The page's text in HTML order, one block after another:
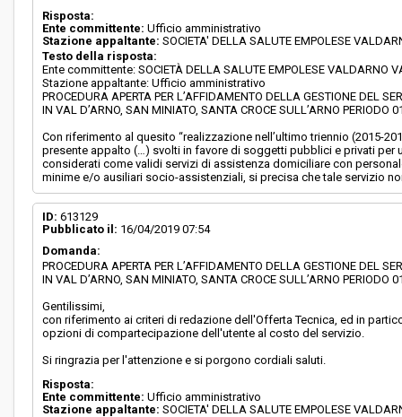
Risposta:
Ente committente: Ufficio amministrativo
Stazione appaltante: SOCIETA' DELLA SALUTE EMPOLESE
Testo della risposta:
Ente committente: SOCIETÀ DELLA SALUTE EMPOLESE VALDARNO
Stazione appaltante: Ufficio amministrativo
PROCEDURA APERTA PER L’AFFIDAMENTO DELLA GESTIONE DEL
IN VAL D’ARNO, SAN MINIATO, SANTA CROCE SULL’ARNO
Con riferimento al quesito “realizzazione nell’ultimo triennio (2015-
presente appalto (…) svolti in favore di soggetti pubblici e privati per
considerati come validi servizi di assistenza domiciliare con
minime e/o ausiliari socio-assistenziali, si precisa che tale servizio
ID: 613129
Pubblicato il: 16/04/2019 07:54
Domanda:
PROCEDURA APERTA PER L’AFFIDAMENTO DELLA GESTIONE DEL
IN VAL D’ARNO, SAN MINIATO, SANTA CROCE SULL’ARNO
Gentilissimi,
con riferimento ai criteri di redazione dell'Offerta Tecnica, ed in
opzioni di compartecipazione dell'utente al costo del servizio.
Si ringrazia per l'attenzione e si porgono cordiali saluti.
Risposta:
Ente committente: Ufficio amministrativo
Stazione appaltante: SOCIETA' DELLA SALUTE EMPOLESE